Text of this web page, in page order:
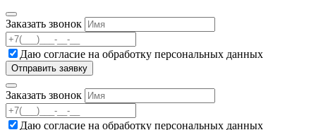
Заказать звонок
Даю согласие на обработку персональных данных
Заказать звонок
Даю согласие на обработку персональных данных